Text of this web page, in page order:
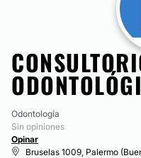
Odontología
Sin opiniones
Opinar
Bruselas 1009, Palermo